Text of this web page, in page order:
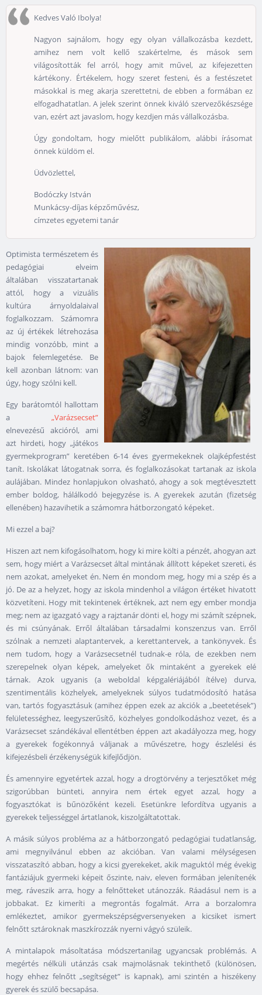
Kedves Való Ibolya!
Nagyon sajnálom, hogy egy olyan vállalkozásba kezdett,
amihez nem volt kellő szakértelme, és mások sem
világosították fel arról, hogy amit művel, az kifejezetten
kártékony. Értékelem, hogy szeret festeni, és a festészetet
másokkal is meg akarja szerettetni, de ebben a formában ez
elfogadhatatlan. A jelek szerint önnek kiváló szervezőkészsége
van, ezért azt javaslom, hogy kezdjen más vállalkozásba.
Úgy gondoltam, hogy mielőtt publikálom, alábbi írásomat
önnek küldöm el.
Üdvözlettel,
Bodóczky István
Munkácsy-díjas képzőművész,
címzetes egyetemi tanár
Optimista természetem és
pedagógiai elveim
általában visszatartanak
attól, hogy a vizuális
kultúra árnyoldalaival
foglalkozzam. Számomra
az új értékek létrehozása
mindig vonzóbb, mint a
bajok felemlegetése. Be
kell azonban látnom: van
úgy, hogy szólni kell.
Egy barátomtól hallottam
a „Varázsecset”
elnevezésű akcióról, ami
azt hirdeti, hogy „játékos
gyermekprogram” keretében 6-14 éves gyermekeknek olajképfestést
tanít. Iskolákat látogatnak sorra, és foglalkozásokat tartanak az iskola
aulájában. Mindez honlapjukon olvasható, ahogy a sok megtévesztett
ember boldog, hálálkodó bejegyzése is. A gyerekek azután (fizetség
ellenében) hazavihetik a számomra hátborzongató képeket.
Mi ezzel a baj?
Hiszen azt nem kifogásolhatom, hogy ki mire költi a pénzét, ahogyan azt
sem, hogy miért a Varázsecset által mintának állított képeket szereti, és
nem azokat, amelyeket én. Nem én mondom meg, hogy mi a szép és a
jó. De az a helyzet, hogy az iskola mindenhol a világon értéket hivatott
közvetíteni. Hogy mit tekintenek értéknek, azt nem egy ember mondja
meg; nem az igazgató vagy a rajztanár dönti el, hogy mi számít szépnek,
és mi csúnyának. Erről általában társadalmi konszenzus van. Erről
szólnak a nemzeti alaptantervek, a kerettantervek, a tankönyvek. És
nem tudom, hogy a Varázsecsetnél tudnak-e róla, de ezekben nem
szerepelnek olyan képek, amelyeket ők mintaként a gyerekek elé
tárnak. Azok ugyanis (a weboldal képgalériájából ítélve) durva,
szentimentális közhelyek, amelyeknek súlyos tudatmódosító hatása
van, tartós fogyasztásuk (amihez éppen ezek az akciók a „beetetések”)
felületességhez, leegyszerűsítő, közhelyes gondolkodáshoz vezet, és a
Varázsecset szándékával ellentétben éppen azt akadályozza meg, hogy
a gyerekek fogékonnyá váljanak a művészetre, hogy észlelési és
kifejezésbeli érzékenységük kifejlődjön.
És amennyire egyetértek azzal, hogy a drogtörvény a terjesztőket még
szigorúbban bünteti, annyira nem értek egyet azzal, hogy a
fogyasztókat is bűnözőként kezeli. Esetünkre lefordítva ugyanis a
gyerekek teljességgel ártatlanok, kiszolgáltatottak.
A másik súlyos probléma az a hátborzongató pedagógiai tudatlanság,
ami megnyilvánul ebben az akcióban. Van valami mélységesen
visszataszító abban, hogy a kicsi gyerekeket, akik maguktól még évekig
fantáziájuk gyermeki képeit őszinte, naiv, eleven formában jelenítenék
meg, ráveszik arra, hogy a felnőtteket utánozzák. Ráadásul nem is a
jobbakat. Ez kimeríti a megrontás fogalmát. Arra a borzalomra
emlékeztet, amikor gyermekszépségversenyeken a kicsiket ismert
felnőtt sztároknak maszkírozzák nyerni vágyó szüleik.
A mintalapok másoltatása módszertanilag ugyancsak problémás. A
megértés nélküli utánzás csak majmolásnak tekinthető (különösen,
hogy ehhez felnőtt „segítséget” is kapnak), ami szintén a hiszékeny
gyerek és szülő becsapása.